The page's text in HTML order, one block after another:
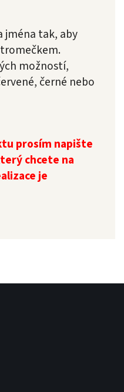
jména tak, aby
možností,
černé nebo
prosím napište
chcete na
je